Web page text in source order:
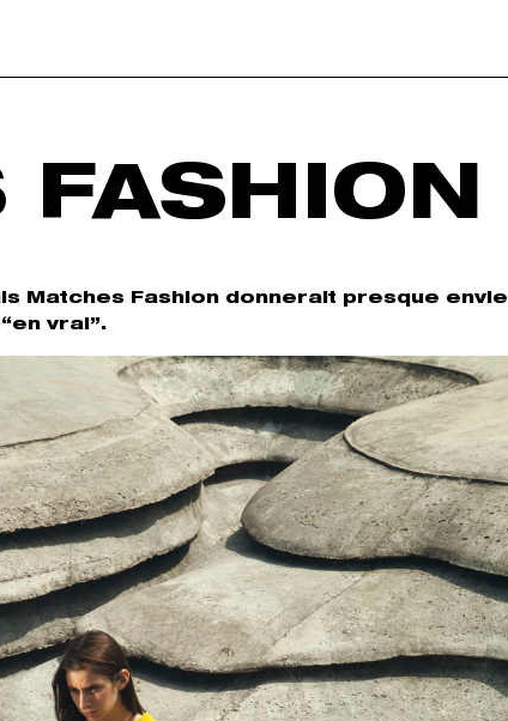
FASHION
Matches Fashion donnerait presque envie
vrai”.